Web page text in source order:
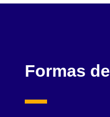
Formas de